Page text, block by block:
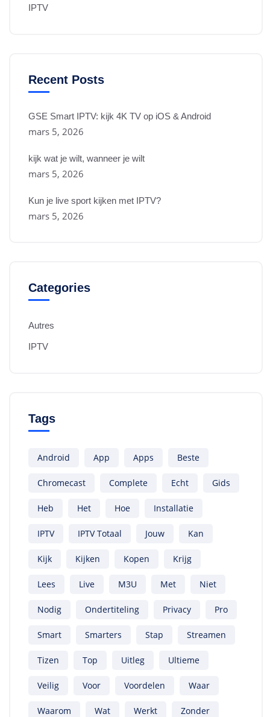
IPTV
Recent Posts
GSE Smart IPTV: kijk 4K TV op iOS & Android
mars 5, 2026
kijk wat je wilt, wanneer je wilt
mars 5, 2026
Kun je live sport kijken met IPTV?
mars 5, 2026
Categories
Autres
IPTV
Tags
Android App Apps Beste
Chromecast Complete Echt Gids
Heb Het Hoe Installatie
IPTV IPTV Totaal Jouw Kan
Kijk Kijken Kopen Krijg
Lees Live M3U Met Niet
Nodig Ondertiteling Privacy Pro
Smart Smarters Stap Streamen
Tizen Top Uitleg Ultieme
Veilig Voor Voordelen Waar
Waarom Wat Werkt Zonder